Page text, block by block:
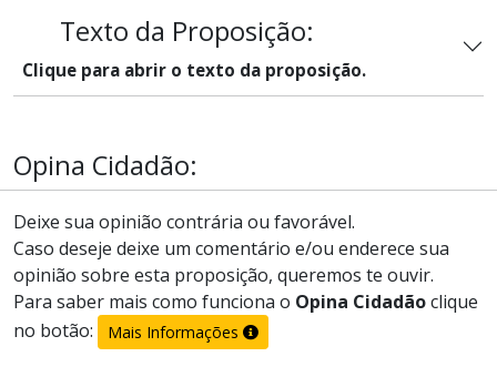
Texto da Proposição:
Clique para abrir o texto da proposição.
Opina Cidadão:
Deixe sua opinião contrária ou favorável.
Caso deseje deixe um comentário e/ou enderece sua
opinião sobre esta proposição, queremos te ouvir.
Para saber mais como funciona o Opina Cidadãoclique
no botão:
Mais Informações